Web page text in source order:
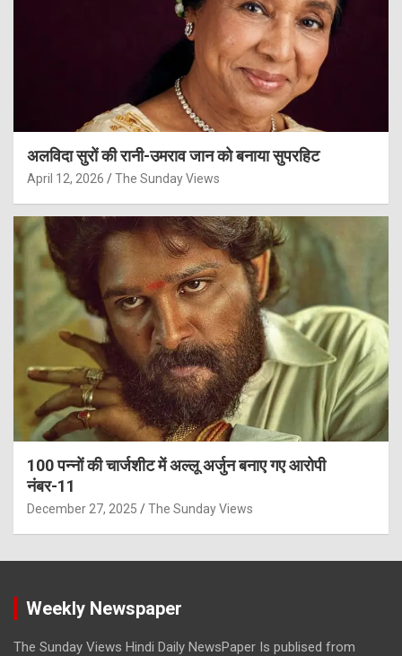
अलविदा सुरों की रानी-उमराव जान को बनाया सुपरहिट
April 12, 2026 The Sunday Views
100 पन्नों की चार्जशीट में अल्लू अर्जुन बनाए गए आरोपी
नंबर-11
December 27, 2025 The Sunday Views
Weekly Newspaper
The Sunday Views Hindi Daily NewsPaper Is publised from